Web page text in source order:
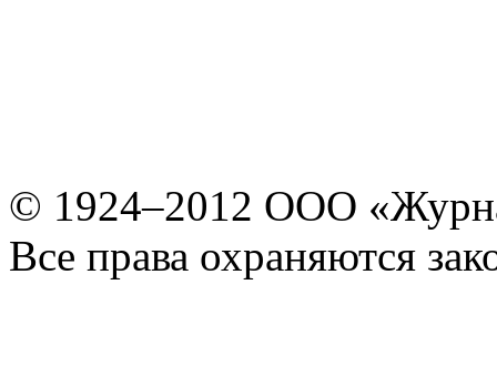
© 1924–2012 ООО
Все права охраняются